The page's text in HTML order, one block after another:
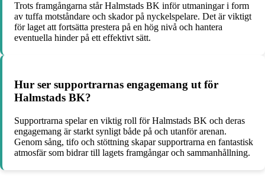
Trots framgångarna står Halmstads BK inför utmaningar i form
av tuffa motståndare och skador på nyckelspelare. Det är viktigt
för laget att fortsätta prestera på en hög nivå och hantera
eventuella hinder på ett effektivt sätt.
Hur ser supportrarnas engagemang ut för
Halmstads BK?
Supportrarna spelar en viktig roll för Halmstads BK och deras
engagemang är starkt synligt både på och utanför arenan.
Genom sång, tifo och stöttning skapar supportrarna en fantastisk
atmosfär som bidrar till lagets framgångar och sammanhållning.